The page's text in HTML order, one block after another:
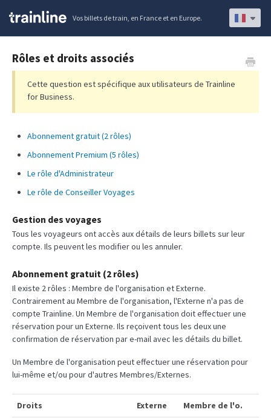
Vos billets de train, en France et en Europe.
Rôles et droits associés
Cette question est spécifique aux utilisateurs de Trainline
for Business.
Abonnement gratuit (2 rôles)
Abonnement Premium (5 rôles)
Le rôle d'Administrateur
Le rôle de Conseiller Voyages
Gestion des voyages
Tous les voyageurs ont accès aux détails de leurs billets sur leur
compte. Ils peuvent les modifier ou les annuler.
Abonnement gratuit (2 rôles)
Il existe 2 rôles : Membre de l'organisation et Externe.
Contrairement au Membre de l'organisation, l'Externe n'a pas de
compte Trainline. Un Membre de l'organisation doit effectuer une
réservation pour un Externe. Ils reçoivent tous les deux une
confirmation de réservation par e-mail avec les détails du billet.
Un Membre de l'organisation peut effectuer une réservation pour
lui-même et/ou pour d'autres Membres/Externes.
Droits Externe Membre de l'o.